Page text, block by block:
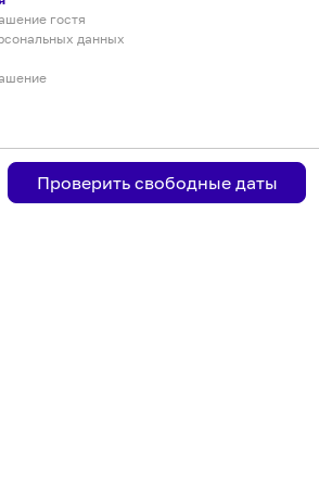
Проверить свободные даты
гостя
данных